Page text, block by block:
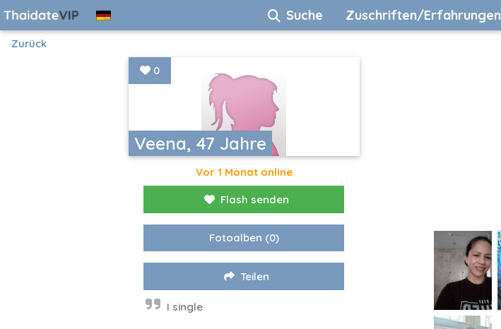
Suche Zuschriften/Erfahrungen
Zurück
Veena, 47 Jahre
0
Vor 1 Monat online
Flash senden
Fotoalben (0)
Teilen
I single